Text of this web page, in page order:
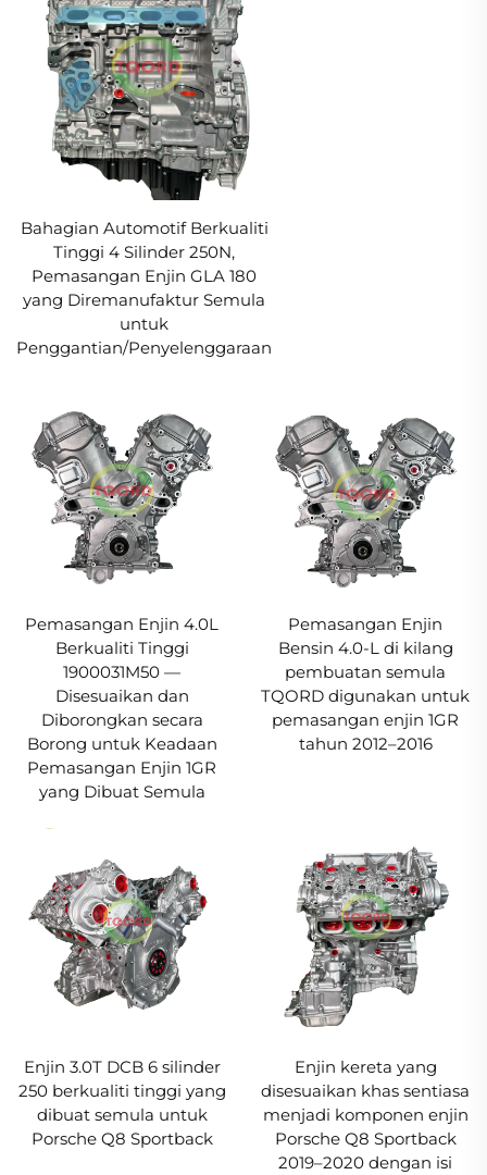
Bahagian Automotif Berkualiti
Tinggi 4 Silinder 250N,
Pemasangan Enjin GLA 180
yang Diremanufaktur Semula
untuk
Penggantian/Penyelenggaraan
Pemasangan Enjin 4.0L
Berkualiti Tinggi
1900031M50 —
Disesuaikan dan
Diborongkan secara
Borong untuk Keadaan
Pemasangan Enjin 1GR
yang Dibuat Semula
Pemasangan Enjin
Bensin 4.0-L di kilang
pembuatan semula
TQORD digunakan untuk
pemasangan enjin 1GR
tahun 2012–2016
Enjin 3.0T DCB 6 silinder
250 berkualiti tinggi yang
dibuat semula untuk
Porsche Q8 Sportback
Enjin kereta yang
disesuaikan khas sentiasa
menjadi komponen enjin
Porsche Q8 Sportback
2019–2020 dengan isi